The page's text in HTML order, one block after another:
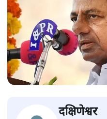
दक्षिणेश्वर